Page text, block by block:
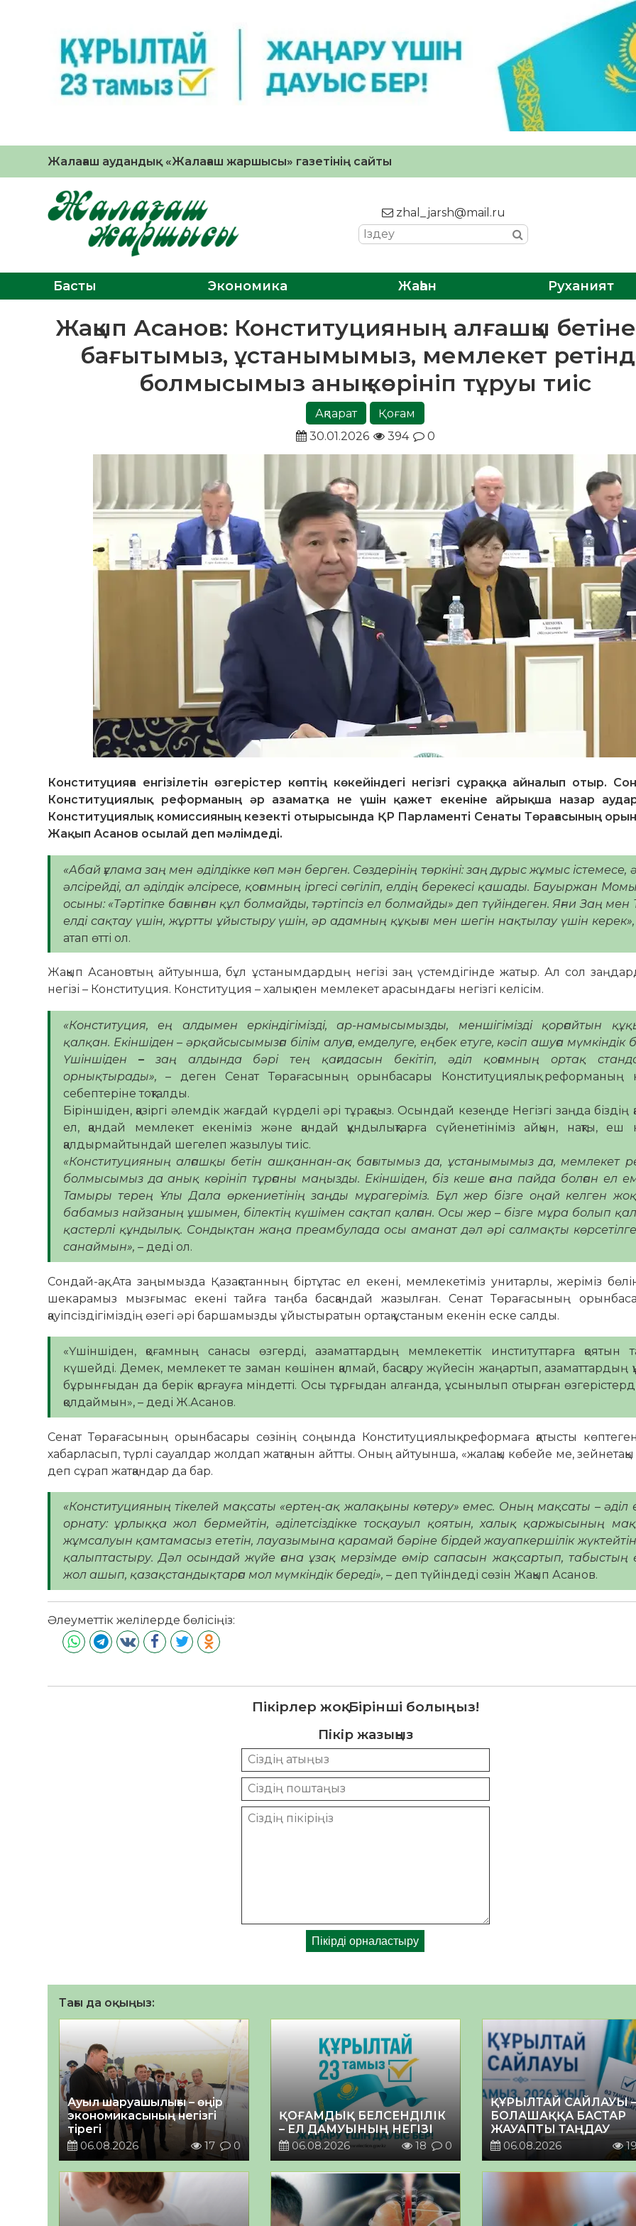
Жалағаш аудандық «Жалағаш жаршысы» газетінің сайты
zhal_jarsh@mail.ru
Басты Экономика Жаһан Руханият
Жақып Асанов: Конституцияның алғашқы
бағытымыз, ұстанымымыз, мемлекет
болмысымыз анық көрініп тұруы тиіс
Ақпарат
Қоғам
30.01.2026
394 0
Конституцияға енгізілетін өзгерістер көптің көкейіндегі негізгі сұраққа айналып отыр.
Конституциялық реформаның әр азаматқа не үшін қажет екеніне айрықша назар
Конституциялық комиссияның кезекті отырысында ҚР Парламенті Сенаты Төрағасының
Жақып Асанов осылай деп мәлімдеді.
«Абай ғұлама заң мен әділдікке көп мән берген. Сөздерінің төркіні: заң дұрыс жұмыс істемесе,
әлсірейді, ал әділдік әлсіресе, қоғамның іргесі сөгіліп, елдің берекесі қашады. Бауыржан
осыны: «Тәртіпке бағынған құл болмайды, тәртіпсіз ел болмайды» деп түйіндеген. Яғни Заң мен
елді сақтау үшін, жұртты ұйыстыру үшін, әр адамның құқығы мен шегін нақтылау үшін керек»,
атап өтті ол.
Жақып Асановтың айтуынша, бұл ұстанымдардың негізі заң үстемдігінде жатыр. Ал сол
негізі – Конституция. Конституция – халық пен мемлекет арасындағы негізгі келісім.
«Конституция, ең алдымен еркіндігімізді, ар-намысымызды, меншігімізді қорғайтын
қалқан. Екіншіден – әрқайсысымызға білім алуға, емделуге, еңбек етуге, кәсіп ашуға мүмкіндік
Үшіншіден – заң алдында бәрі тең қағидасын бекітіп, әділ қоғамның ортақ
орнықтырады», – деген Сенат Төрағасының орынбасары Конституциялық реформаның
себептеріне тоқталды.
Біріншіден, қазіргі әлемдік жағдай күрделі әрі тұрақсыз. Осындай кезеңде Негізгі заңда біздің
ел, қандай мемлекет екеніміз және қандай құндылықтарға сүйенетініміз айқын, нақты, еш
қалдырмайтындай шегелеп жазылуы тиіс.
«Конституцияның алғашқы бетін ашқаннан-ақ бағытымыз да, ұстанымымыз да, мемлекет
болмысымыз да анық көрініп тұрғаны маңызды. Екіншіден, біз кеше ғана пайда болған ел
Тамыры терең Ұлы Дала өркениетінің заңды мұрагеріміз. Бұл жер бізге оңай келген
бабамыз найзаның ұшымен, білектің күшімен сақтап қалған. Осы жер – бізге мұра болып
қастерлі құндылық. Сондықтан жаңа преамбулада осы аманат дәл әрі салмақты
санаймын», – деді ол.
Сондай-ақ, Ата заңымызда Қазақстанның біртұтас ел екені, мемлекетіміз унитарлы, жеріміз
шекарамыз мызғымас екені тайға таңба басқандай жазылған. Сенат Төрағасының
қауіпсіздігіміздің өзегі әрі баршамызды ұйыстыратын ортақ ұстаным екенін еске салды.
«Үшіншіден, қоғамның санасы өзгерді, азаматтардың мемлекеттік институттарға қоятын
күшейді. Демек, мемлекет те заман көшінен қалмай, басқару жүйесін жаңартып, азаматтардың
бұрынғыдан да берік қорғауға міндетті. Осы тұрғыдан алғанда, ұсынылып отырған өзгерістерді
қолдаймын», – деді Ж.Асанов.
Сенат Төрағасының орынбасары сөзінің соңында Конституциялық реформаға қатысты
хабарласып, түрлі сауалдар жолдап жатқанын айтты. Оның айтуынша, «жалақы көбейе ме,
деп сұрап жатқандар да бар.
«Конституцияның тікелей мақсаты «ертең-ақ жалақыны көтеру» емес. Оның мақсаты – әділ
орнату: ұрлыққа жол бермейтін, әділетсіздікке тосқауыл қоятын, халық қаржысының
жұмсалуын қамтамасыз ететін, лауазымына қарамай бәріне бірдей жауапкершілік
қалыптастыру. Дәл осындай жүйе ғана ұзақ мерзімде өмір сапасын жақсартып, табыстың
жол ашып, қазақстандықтарға мол мүмкіндік береді», – деп түйіндеді сөзін Жақып Асанов.
Әлеуметтік желілерде бөлісіңіз:
Пікірлер жоқ. Бірінші болыңыз!
Пікір жазыңыз
Тағы да оқыңыз:
Ауыл шаруашылығы – өңір
экономикасының негізгі
тірегі
06.08.2026
17 0
ҚОҒАМДЫҚ БЕЛСЕНДІЛІК
– ЕЛ ДАМУЫНЫҢ НЕГІЗІ
06.08.2026
18 0
ҚҰРЫЛТАЙ САЙЛАУЫ –
БОЛАШАҚҚА БАСТАР
ЖАУАПТЫ ТАҢДАУ
06.08.2026
19